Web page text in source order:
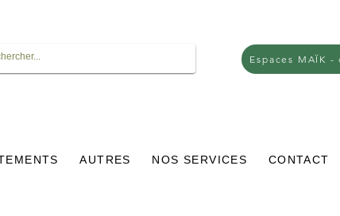
Espaces MAÏK
AUTRES NOS SERVICES CONTACT